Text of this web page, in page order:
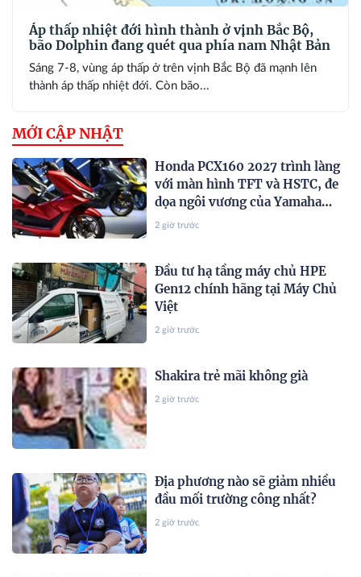
Áp thấp nhiệt đới hình thành ở vịnh Bắc Bộ,
bão Dolphin đang quét qua phía nam Nhật Bản
Sáng 7-8, vùng áp thấp ở trên vịnh Bắc Bộ đã mạnh lên
thành áp thấp nhiệt đới. Còn bão...
MỚI CẬP NHẬT
Honda PCX160 2027 trình làng
với màn hình TFT và HSTC, đe
dọa ngôi vương của Yamaha
NVX và Honda SH
2 giờ trước
Đầu tư hạ tầng máy chủ HPE
Gen12 chính hãng tại Máy Chủ
Việt
2 giờ trước
Shakira trẻ mãi không già
2 giờ trước
Địa phương nào sẽ giảm nhiều
đầu mối trường công nhất?
2 giờ trước